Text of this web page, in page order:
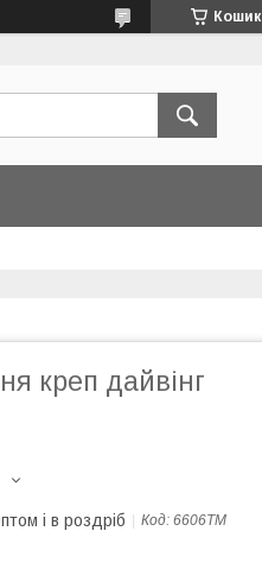
Кошик
креп дайвінг
і в роздріб Код: 6606ТМ